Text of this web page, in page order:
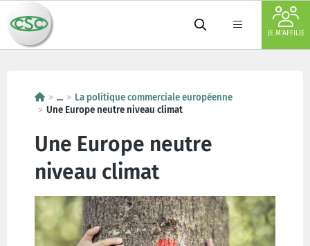
JE M'AFFILIE
...
La politique commerciale européenne
Une Europe neutre niveau climat
Une Europe neutre
niveau climat